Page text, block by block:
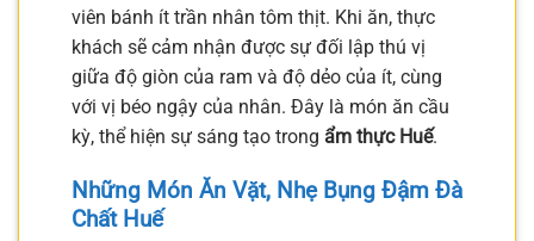
viên bánh ít trần nhân tôm thịt. Khi ăn, thực
khách sẽ cảm nhận được sự đối lập thú vị
giữa độ giòn của ram và độ dẻo của ít, cùng
với vị béo ngậy của nhân. Đây là món ăn cầu
kỳ, thể hiện sự sáng tạo trong ẩm thực Huế.
Những Món Ăn Vặt, Nhẹ Bụng Đậm Đà
Chất Huế